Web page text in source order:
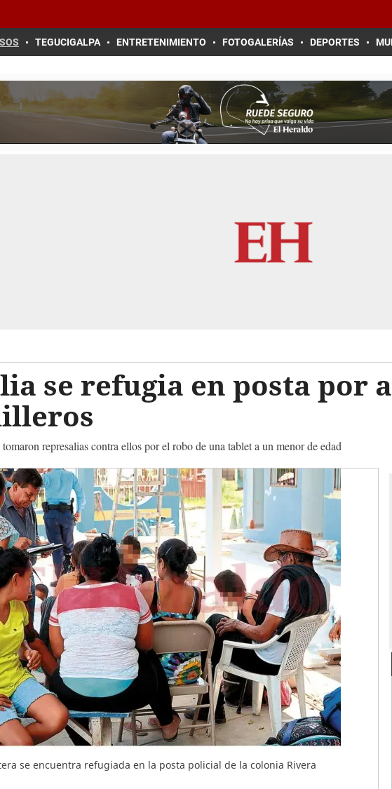
TEGUCIGALPA ENTRETENIMIENTO FOTOGALERÍAS DEPORTES
se refugia en posta por
represalias contra ellos por el robo de una tablet a un menor de edad
se encuentra refugiada en la posta policial de la colonia Rivera